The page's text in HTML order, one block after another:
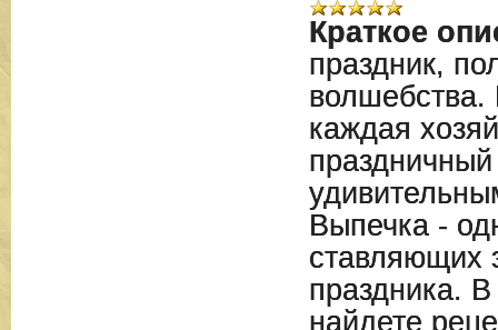
Краткое
праздник,
волшебства.
каждая
Выпечка -
ставляющих
праздника.
найдете